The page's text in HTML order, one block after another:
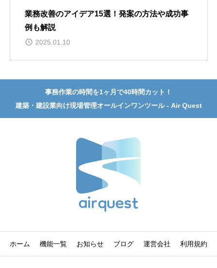
業務改善のアイデア15選！発案の方法や成功事
例も解説
2025.01.10
事務作業の時間を1ヶ月で40時間カット！
建築・建設業向け現場管理オールインワンツール - Air Quest
ホーム 機能一覧 お知らせ ブログ 運営会社 利用規約